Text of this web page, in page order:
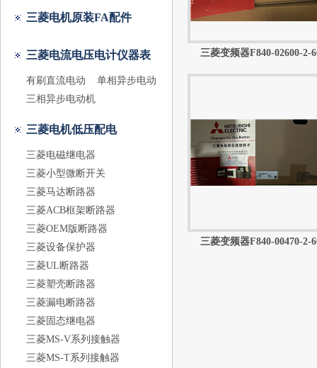
三菱电机原装FA配件
三菱电流电压电计仪器表
有刷直流电动
单相异步电动
三相异步电动机
三菱电机低压配电
三菱电磁继电器
三菱小型微断开关
三菱马达断路器
三菱ACB框架断路器
三菱OEM版断路器
三菱设备保护器
三菱UL断路器
三菱塑壳断路器
三菱漏电断路器
三菱固态继电器
三菱MS-V系列接触器
三菱MS-T系列接触器
三菱变频器F840-02600-2-
三菱变频器F840-00470-2-